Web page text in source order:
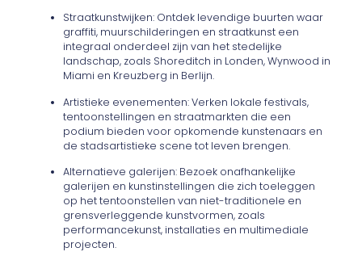
Straatkunstwijken: Ontdek levendige buurten waar
graffiti, muurschilderingen en straatkunst een
integraal onderdeel zijn van het stedelijke
landschap, zoals Shoreditch in Londen, Wynwood in
Miami en Kreuzberg in Berlijn.
Artistieke evenementen: Verken lokale festivals,
tentoonstellingen en straatmarkten die een
podium bieden voor opkomende kunstenaars en
de stadsartistieke scene tot leven brengen.
Alternatieve galerijen: Bezoek onafhankelijke
galerijen en kunstinstellingen die zich toeleggen
op het tentoonstellen van niet-traditionele en
grensverleggende kunstvormen, zoals
performancekunst, installaties en multimediale
projecten.